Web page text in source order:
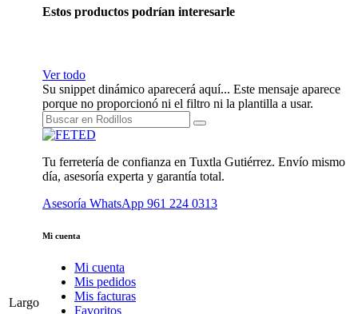
Largo
Estos productos podrían interesarle
Ver todo
Su snippet dinámico aparecerá aquí... Este mensaje aparece
porque no proporcionó ni el filtro ni la plantilla a usar.
Tu ferretería de confianza en Tuxtla Gutiérrez. Envío mismo
día, asesoría experta y garantía total.
Asesoría WhatsApp 961 224 0313
Mi cuenta
Mi cuenta
Mis pedidos
Mis facturas
Favoritos